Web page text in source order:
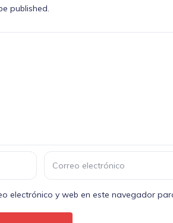
published.
electrónico y web en este navegador